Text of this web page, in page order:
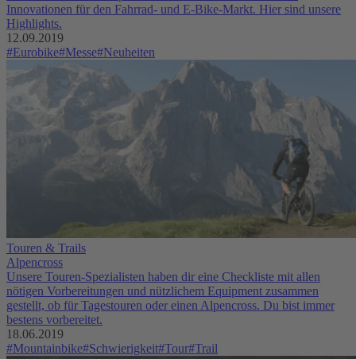
Innovationen für den Fahrrad- und E-Bike-Markt. Hier sind unsere
Highlights.
12.09.2019
#Eurobike#Messe#Neuheiten
Touren & Trails
Alpencross
Unsere Touren-Spezialisten haben dir eine Checkliste mit allen
nötigen Vorbereitungen und nützlichem Equipment zusammen
gestellt, ob für Tagestouren oder einen Alpencross. Du bist immer
bestens vorbereitet.
18.06.2019
#Mountainbike#Schwierigkeit#Tour#Trail